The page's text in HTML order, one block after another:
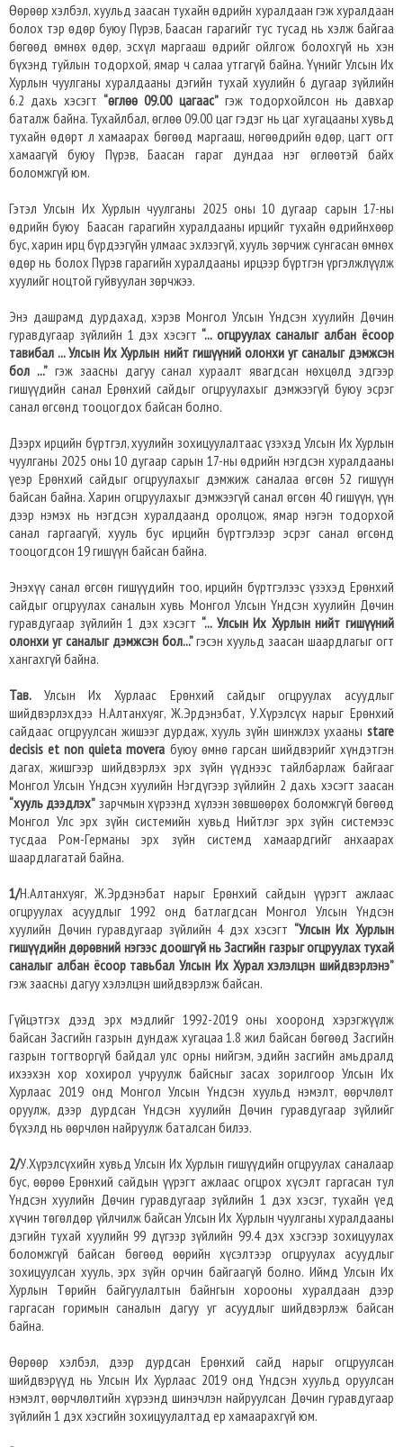
Өөрөөр хэлбэл, хуульд заасан тухайн өдрийн хуралдаан гэж хуралдаан
болох тэр өдөр буюу Пүрэв, Баасан гарагийг тус тусад нь хэлж байгаа
бөгөөд өмнөх өдөр, эсхүл маргааш өдрийг ойлгож болохгүй нь хэн
бүхэнд туйлын тодорхой, ямар ч салаа утгагүй байна. Үүнийг Улсын Их
Хурлын чуулганы хуралдааны дэгийн тухай хуулийн 6 дугаар зүйлийн
6.2 дахь хэсэгт“өглөө 09.00 цагаас”гэж тодорхойлсон нь давхар
баталж байна. Тухайлбал, өглөө 09.00 цаг гэдэг нь цаг хугацааны хувьд
тухайн өдөрт л хамаарах бөгөөд маргааш, нөгөөдрийн өдөр, цагт огт
хамаагүй буюу Пүрэв, Баасан гараг дундаа нэг өглөөтэй байх
боломжгүй юм.
Гэтэл Улсын Их Хурлын чуулганы 2025 оны 10 дугаар сарын 17-ны
өдрийн буюу Баасан гарагийн хуралдааны ирцийг тухайн өдрийнхөөр
бус, харин ирц бүрдээгүйн улмаас эхлээгүй, хууль зөрчиж сунгасан өмнөх
өдөр нь болох Пүрэв гарагийн хуралдааны ирцээр бүртгэн үргэлжлүүлж
хуулийг ноцтой гуйвуулан зөрчжээ.
Энэ дашрамд дурдахад, хэрэв Монгол Улсын Үндсэн хуулийн Дөчин
гуравдугаар зүйлийн 1 дэх хэсэгт “... огцруулах саналыг албан ёсоор
тавибал ... Улсын Их Хурлын нийт гишүүний олонхи уг саналыг дэмжсэн
бол ...”гэж заасны дагуу санал хураалт явагдсан нөхцөлд эдгээр
гишүүдийн санал Ерөнхий сайдыг огцруулахыг дэмжээгүй буюу эсрэг
санал өгсөнд тооцогдох байсан болно.
Дээрх ирцийн бүртгэл, хуулийн зохицуулалтаас үзэхэд Улсын Их Хурлын
чуулганы 2025 оны 10 дугаар сарын 17-ны өдрийн нэгдсэн хуралдааны
үеэр Ерөнхий сайдыг огцруулахыг дэмжиж саналаа өгсөн 52 гишүүн
байсан байна. Харин огцруулахыг дэмжээгүй санал өгсөн 40 гишүүн, үүн
дээр нэмэх нь нэгдсэн хуралдаанд оролцож, ямар нэгэн тодорхой
санал гаргаагүй, хууль бус ирцийн бүртгэлээр эсрэг санал өгсөнд
тооцогдсон 19 гишүүн байсан байна.
Энэхүү санал өгсөн гишүүдийн тоо, ирцийн бүртгэлээс үзэхэд Ерөнхий
сайдыг огцруулах саналын хувь Монгол Улсын Үндсэн хуулийн Дөчин
гуравдугаар зүйлийн 1 дэх хэсэгт “... Улсын Их Хурлын нийт гишүүний
олонхи уг саналыг дэмжсэн бол...”гэсэн хуульд заасан шаардлагыг огт
хангахгүй байна.
Тав. Улсын Их Хурлаас Ерөнхий сайдыг огцруулах асуудлыг
шийдвэрлэхдээ Н.Алтанхуяг, Ж.Эрдэнэбат, У.Хүрэлсүх нарыг Ерөнхий
сайдаас огцруулсан жишээг дурдаж, хууль зүйн шинжлэх ухааны stare
decisis et non quieta movera буюу өмнө гарсан шийдвэрийг хүндэтгэн
дагах, жишгээр шийдвэрлэх эрх зүйн үүднээс тайлбарлаж байгааг
Монгол Улсын Үндсэн хуулийн Нэгдүгээр зүйлийн 2 дахь хэсэгт заасан
“хууль дээдлэх” зарчмын хүрээнд хүлээн зөвшөөрөх боломжгүй бөгөөд
Монгол Улс эрх зүйн системийн хувьд Нийтлэг эрх зүйн системээс
тусдаа Ром-Германы эрх зүйн системд хамаардгийг анхаарах
шаардлагатай байна.
1/Н.Алтанхуяг, Ж.Эрдэнэбат нарыг Ерөнхий сайдын үүрэгт ажлаас
огцруулах асуудлыг 1992 онд батлагдсан Монгол Улсын Үндсэн
хуулийн Дөчин гуравдугаар зүйлийн 4 дэх хэсэгт “Улсын Их Хурлын
гишүүдийн дөрөвний нэгээс доошгүй нь Засгийн газрыг огцруулах тухай
саналыг албан ёсоор тавьбал Улсын Их Хурал хэлэлцэн шийдвэрлэнэ”
гэж заасны дагуу хэлэлцэн шийдвэрлэж байсан.
Гүйцэтгэх дээд эрх мэдлийг 1992-2019 оны хооронд хэрэгжүүлж
байсан Засгийн газрын дундаж хугацаа 1.8 жил байсан бөгөөд Засгийн
газрын тогтворгүй байдал улс орны нийгэм, эдийн засгийн амьдралд
ихээхэн хор хохирол учруулж байсныг засах зорилгоор Улсын Их
Хурлаас 2019 онд Монгол Улсын Үндсэн хуульд нэмэлт, өөрчлөлт
оруулж, дээр дурдсан Үндсэн хуулийн Дөчин гуравдугаар зүйлийг
бүхэлд нь өөрчлөн найруулж баталсан билээ.
2/У.Хүрэлсүхийн хувьд Улсын Их Хурлын гишүүдийн огцруулах саналаар
бус, өөрөө Ерөнхий сайдын үүрэгт ажлаас огцрох хүсэлт гаргасан тул
Үндсэн хуулийн Дөчин гуравдугаар зүйлийн 1 дэх хэсэг, тухайн үед
хүчин төгөлдөр үйлчилж байсан Улсын Их Хурлын чуулганы хуралдааны
дэгийн тухай хуулийн 99 дүгээр зүйлийн 99.4 дэх хэсгээр зохицуулах
боломжгүй байсан бөгөөд өөрийн хүсэлтээр огцруулах асуудлыг
зохицуулсан хууль, эрх зүйн орчин байгаагүй болно. Иймд Улсын Их
Хурлын Төрийн байгуулалтын байнгын хорооны хуралдаан дээр
гаргасан горимын саналын дагуу уг асуудлыг шийдвэрлэж байсан
байна.
Өөрөөр хэлбэл, дээр дурдсан Ерөнхий сайд нарыг огцруулсан
шийдвэрүүд нь Улсын Их Хурлаас 2019 онд Үндсэн хуульд оруулсан
нэмэлт, өөрчлөлтийн хүрээнд шинэчлэн найруулсан Дөчин гуравдугаар
зүйлийн 1 дэх хэсгийн зохицуулалтад ер хамаарахгүй юм.